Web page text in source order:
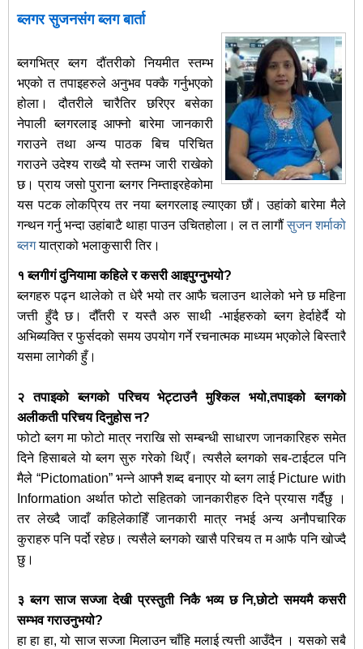
ब्लगर सुजनसंग ब्लग बार्ता
ब्लगभित्र ब्लग दौंतरीको नियमीत स्तम्भ
भएको त तपाइहरुले अनुभव पक्कै गर्नुभएको
होला। दौतरीले चारैतिर छरिएर बसेका
नेपाली ब्लगरलाइ आफ्नो बारेमा जानकारी
गराउने तथा अन्य पाठक बिच परिचित
गराउने उदेश्य राख्दै यो स्तम्भ जारी राखेको
छ। प्राय जसो पुराना ब्लगर निम्ताइरहेकोमा
यस पटक लोकप्रिय तर नया ब्लगरलाइ ल्याएका छौं। उहांको बारेमा मैले
गन्थन गर्नु भन्दा उहांबाटै थाहा पाउन उचितहोला। ल त लागौंसुजन शर्माको
ब्लगयात्राको भलाकुसारी तिर।
१ ब्लगीगं दुनियामा कहिले र कसरी आइपुग्नुभयो?
ब्लगहरु पढ्न थालेको त धेरै भयो तर आफै चलाउन थालेको भने छ महिना
जत्ती हुँदै छ। दौँतरी र यस्तै अरु साथी -भाईहरुको ब्लग हेर्दाहेर्दै यो
अभिब्यक्ति र फुर्सदको समय उपयोग गर्ने रचनात्मक माध्यम भएकोले बिस्तारै
यसमा लागेकी हुँ।
२ तपाइको ब्लगको परिचय भेट्टाउनै मुश्किल भयो,तपाइको ब्लगको
अलीकती परिचय दिनुहोस न?
फोटो ब्लग मा फोटो मात्र नराखि सो सम्बन्धी साधारण जानकारिहरु समेत
दिने हिसाबले यो ब्लग सुरु गरेको थिएँ। त्यसैले ब्लगको सब-टाईटल पनि
मैले “Pictomation” भन्ने आफ्नै शब्द बनाएर यो ब्लग लाई Picture with
Information अर्थात फोटो सहितको जानकारीहरु दिने प्रयास गर्दैछु ।
तर लेख्दै जादाँ कहिलेकाहिँ जानकारी मात्र नभई अन्य अनौपचारिक
कुराहरु पनि पर्दो रहेछ। त्यसैले ब्लगको खासै परिचय त म आफै पनि खोज्दै
छु।
३ ब्लग साज सज्जा देखी प्रस्तुती निकै भव्य छ नि,छोटो समयमै कसरी
सम्भव गराउनुभयो?
हा हा हा, यो साज सज्जा मिलाउन चाँहि मलाई त्यत्ती आउँदैन । यसको सबै